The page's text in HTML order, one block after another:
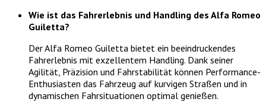
Wie ist das Fahrerlebnis und Handling des Alfa Romeo
Guiletta?
Der Alfa Romeo Guiletta bietet ein beeindruckendes
Fahrerlebnis mit exzellentem Handling. Dank seiner
Agilität, Präzision und Fahrstabilität können Performance-
Enthusiasten das Fahrzeug auf kurvigen Straßen und in
dynamischen Fahrsituationen optimal genießen.